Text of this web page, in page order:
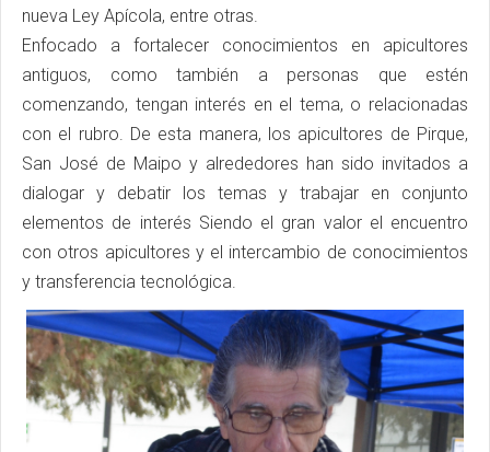
nueva Ley Apícola, entre otras.
Enfocado a fortalecer conocimientos en apicultores
antiguos, como también a personas que estén
comenzando, tengan interés en el tema, o relacionadas
con el rubro. De esta manera, los apicultores de Pirque,
San José de Maipo y alrededores han sido invitados a
dialogar y debatir los temas y trabajar en conjunto
elementos de interés Siendo el gran valor el encuentro
con otros apicultores y el intercambio de conocimientos
y transferencia tecnológica.